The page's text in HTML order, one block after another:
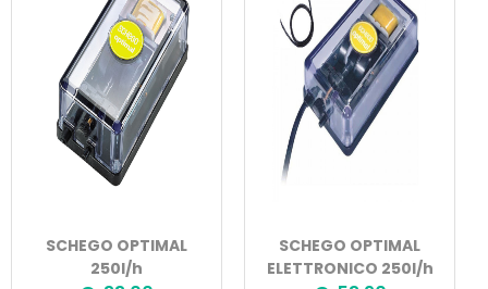
SCHEGO OPTIMAL
250l/h
SCHEGO OPTIMAL
ELETTRONICO 250l/h